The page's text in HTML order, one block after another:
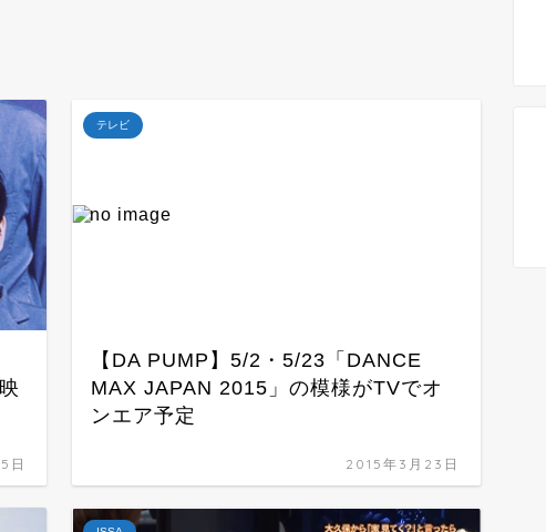
日
テレビ
【DA PUMP】5/2・5/23「DANCE
MAX JAPAN 2015」の模様がTVでオ
ンエア予定
2015年3月23日